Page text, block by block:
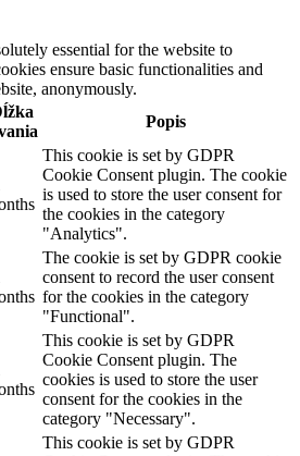
essential for the website to
ensure basic functionalities and
anonymously.
Popis
This cookie is set by GDPR
Cookie Consent plugin. The cookie
is used to store the user consent for
the cookies in the category
"Analytics".
The cookie is set by GDPR cookie
consent to record the user consent
for the cookies in the category
"Functional".
This cookie is set by GDPR
Cookie Consent plugin. The
cookies is used to store the user
consent for the cookies in the
category "Necessary".
This cookie is set by GDPR